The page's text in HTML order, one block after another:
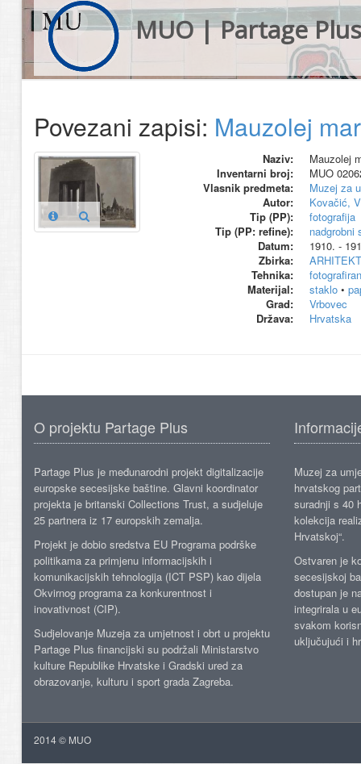
MUO | Partage Plus
Povezani zapisi: Mauzolej
Naziv:
Mauzolej
Inventarni broj:
MUO
Vlasnik predmeta:
Muzej za
Autor:
Kovačić,
Tip (PP):
fotografija
Tip (PP: refine):
nadgrobni
Datum:
1910. -
Zbirka:
Tehnika:
Materijal:
staklo•
Grad:
Vrbovec
Država:
Hrvatska
O projektu Partage Plus
Partage Plus je međunarodni projekt digitalizacije
europske secesijske baštine. Glavni koordinator
projekta je britanski Collections Trust, a sudjeluje
25 partnera iz 17 europskih zemalja.
Projekt je dobio sredstva EU Programa podrške
politikama za primjenu informacijskih i
komunikacijskih tehnologija (ICT PSP) kao dijela
Okvirnog programa za konkurentnost i
inovativnost (CIP).
Sudjelovanje Muzeja za umjetnost i obrt u projektu
Partage Plus financijski su podržali Ministarstvo
kulture Republike Hrvatske i Gradski ured za
obrazovanje, kulturu i sport grada Zagreba.
Muzej za
hrvatskog
suradnji s 40
kolekcija
Hrvatskoj“.
Ostvaren je
secesijskoj
dostupan je
integrirala u
svakom
uključujući i
2014 © MUO